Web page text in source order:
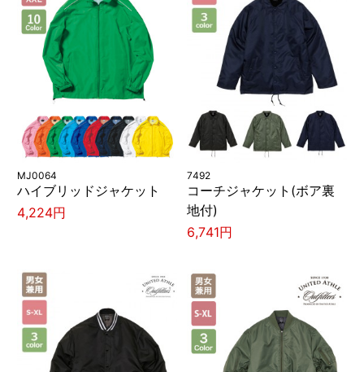
MJ0064
ハイブリッドジャケット
4,224円
7492
コーチジャケット(ボア裏
地付)
6,741円